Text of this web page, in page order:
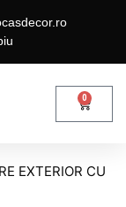
0
EXTERIOR CU